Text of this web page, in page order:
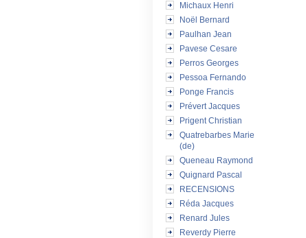
Michaux Henri
Noël Bernard
Paulhan Jean
Pavese Cesare
Perros Georges
Pessoa Fernando
Ponge Francis
Prévert Jacques
Prigent Christian
Quatrebarbes Marie
(de)
Queneau Raymond
Quignard Pascal
RECENSIONS
Réda Jacques
Renard Jules
Reverdy Pierre